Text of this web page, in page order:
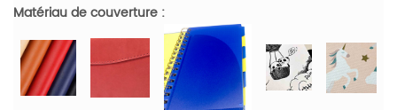
Matériau de couverture :